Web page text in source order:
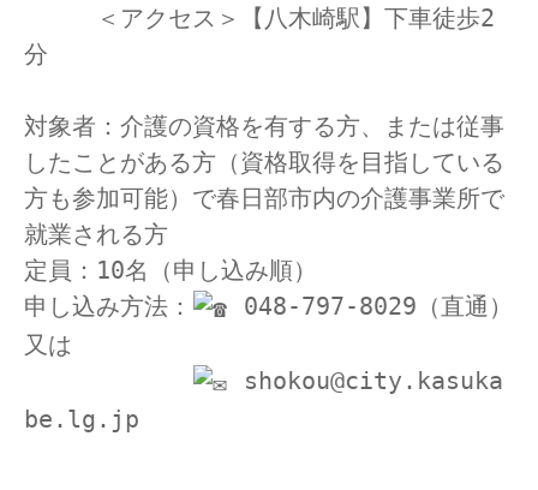
＜アクセス＞【八木崎駅】下車徒歩2
分
対象者：介護の資格を有する方、または従事
したことがある方（資格取得を目指している
方も参加可能）で春日部市内の介護事業所で
就業される方
定員：10名（申し込み順）
申し込み方法：
048-797-8029（直通）
又は
shokou@city.kasuka
be.lg.jp